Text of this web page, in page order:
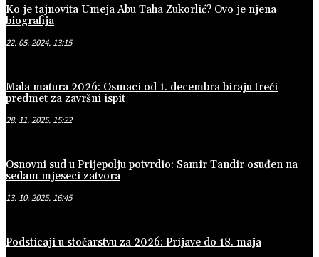
Ko je tajnovita Umeja Abu Taha Zukorlić? Ovo je njena
biografija
22. 05. 2024. 13:15
Mala matura 2026: Osmaci od 1. decembra biraju treći
predmet za završni ispit
28. 11. 2025. 15:22
Osnovni sud u Prijepolju potvrdio: Samir Tandir osuđen na
sedam mjeseci zatvora
13. 10. 2025. 16:45
Podsticaji u stočarstvu za 2026: Prijave do 18. maja